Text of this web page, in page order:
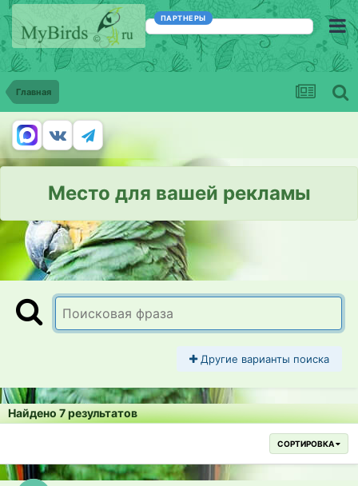
ПАРТНЕРЫ
Главная
Место для вашей рекламы
Другие варианты поиска
Найдено 7 результатов
СОРТИРОВКА